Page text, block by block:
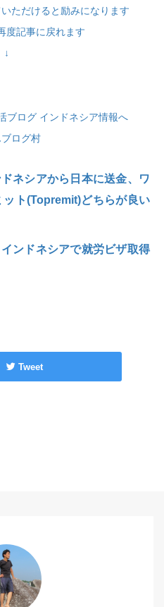
ただけると励みになります
度記事に戻れます
↓
ログ村
ネシアから日本に送金、ワ
ト(Topremit)どちらが良い
ンドネシアで就労ビザ取得
Tweet